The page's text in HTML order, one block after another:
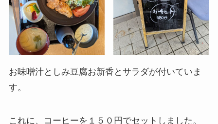
お味噌汁としみ豆腐お新香とサラダが付いていま
す。
これに、コーヒーを１５０円でセットしました。